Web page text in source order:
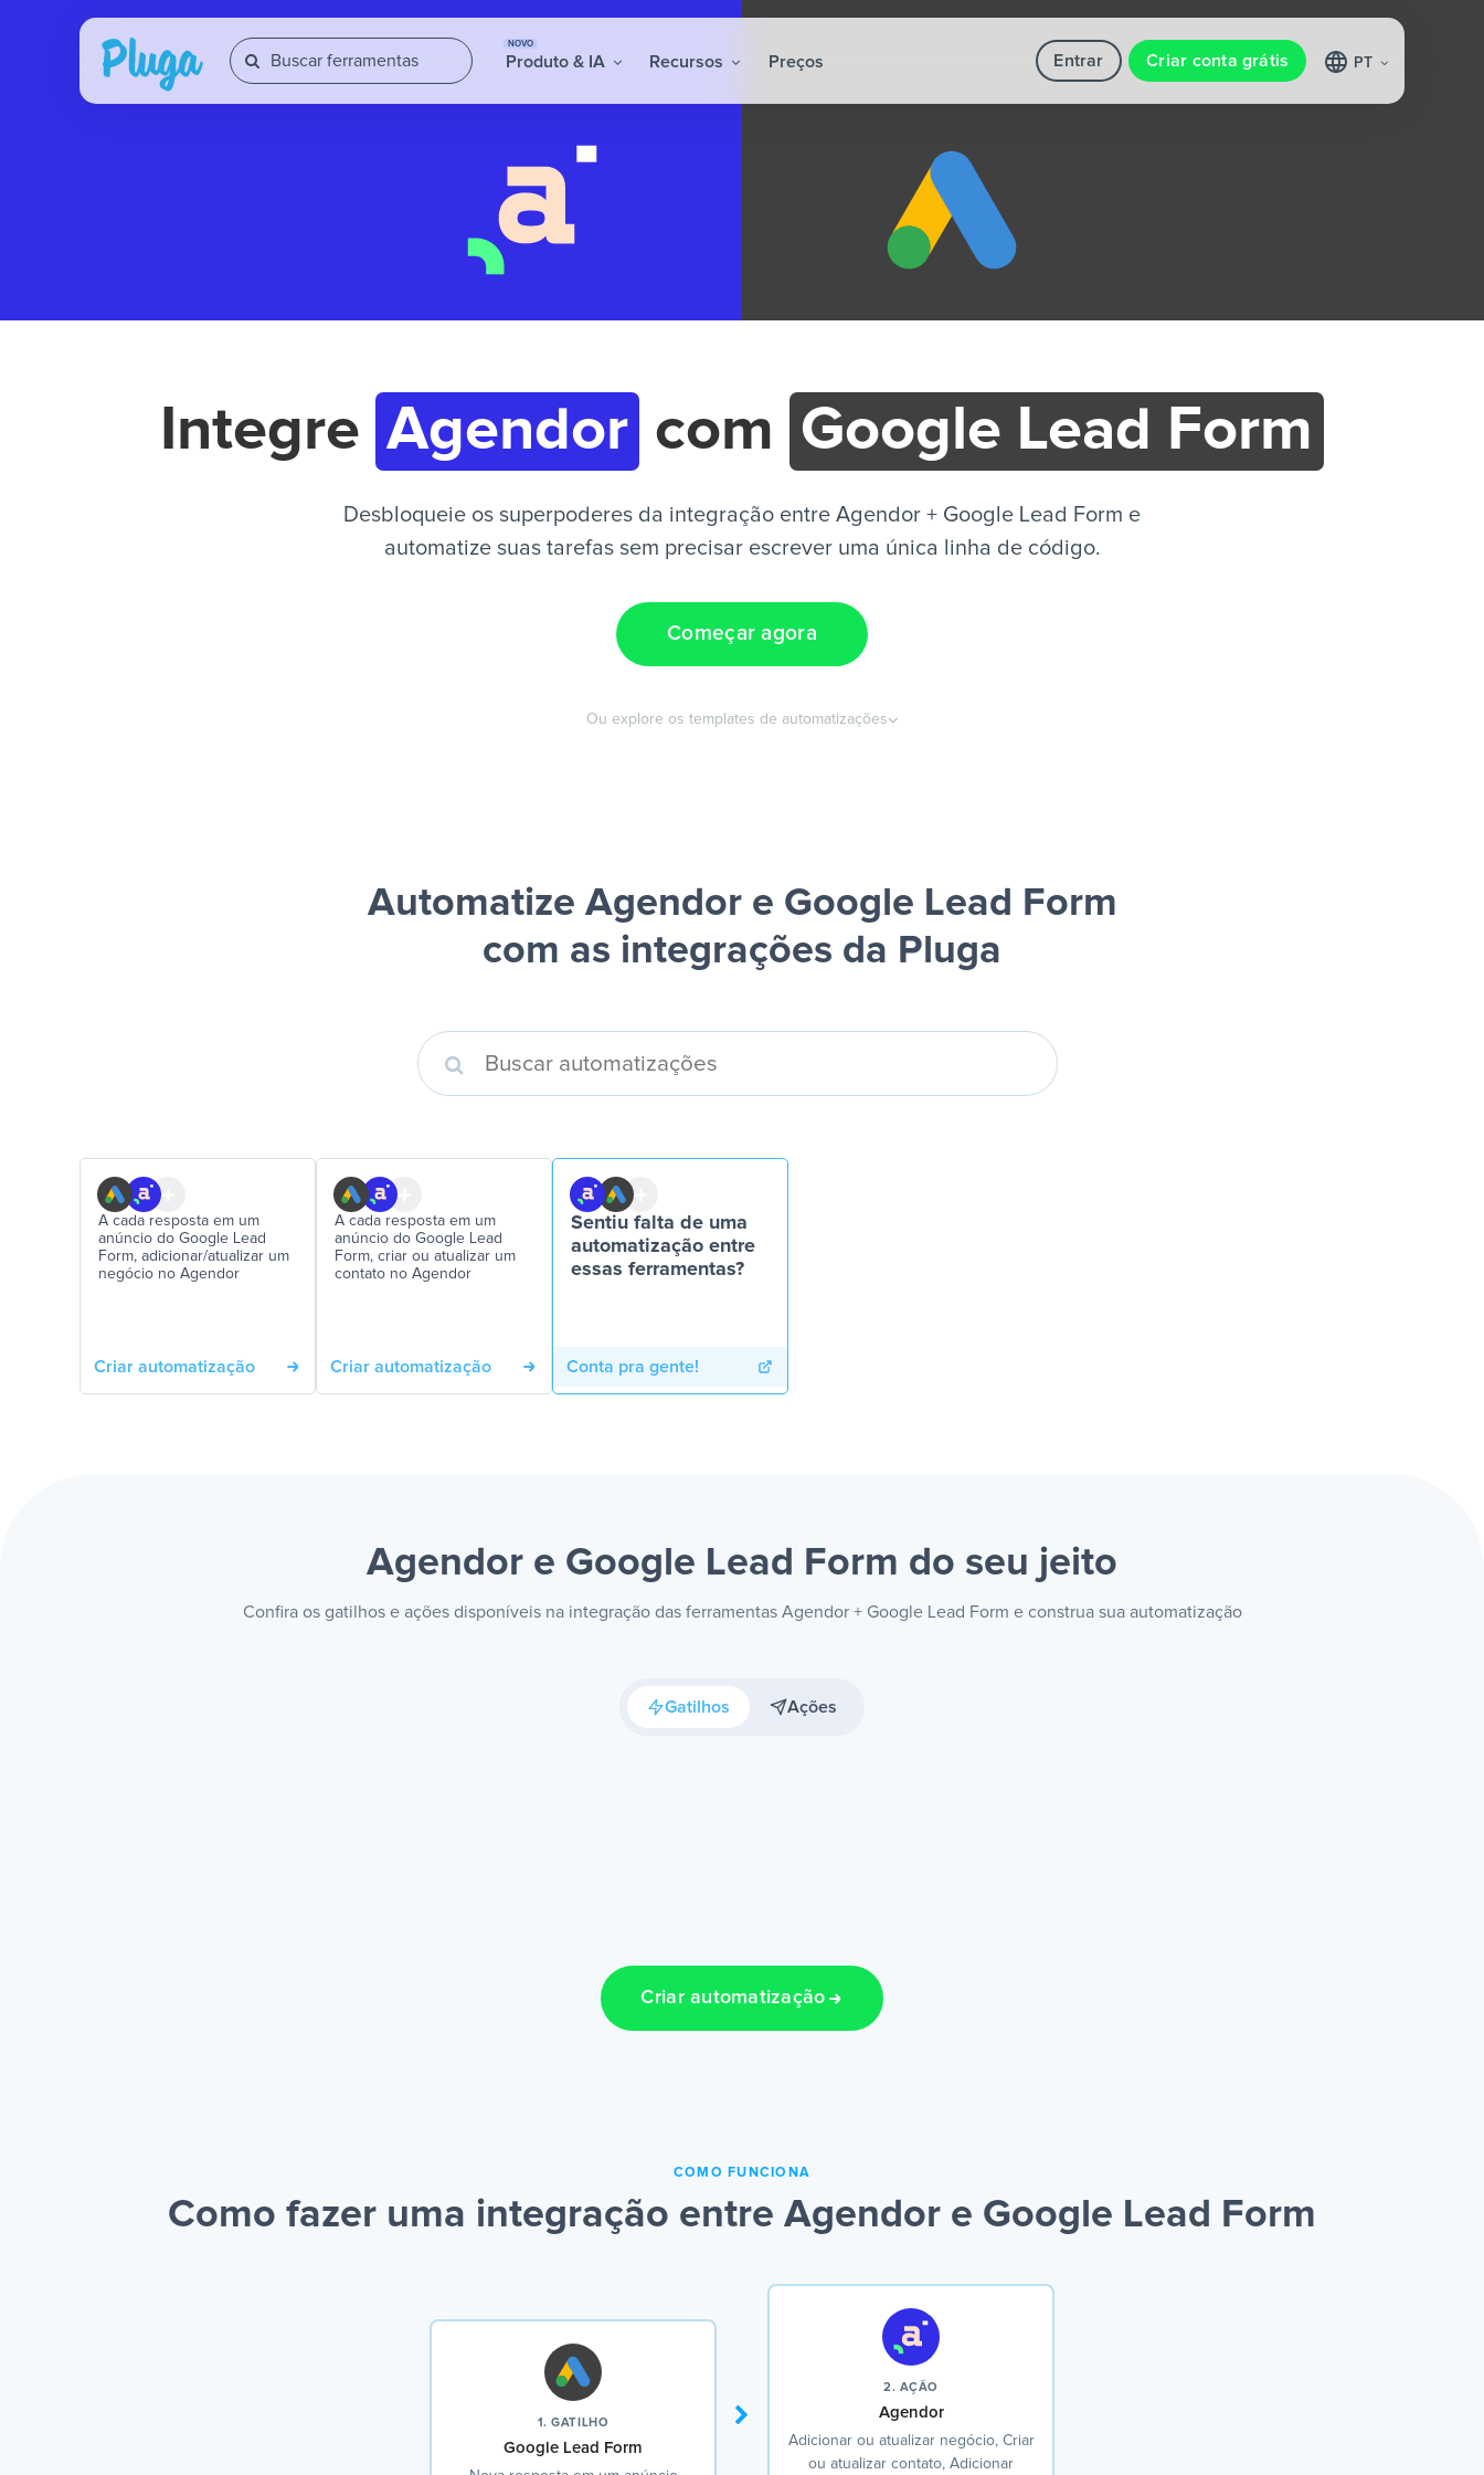
NOVO
Produto & IA Recursos Preços Entrar Criar conta grátis PT
Integre Agendor com Google Lead Form
Desbloqueie os superpoderes da integração entre Agendor + Google Lead Form e
automatize suas tarefas sem precisar escrever uma única linha de código.
Começar agora
Ou explore os templates de automatizações
Automatize Agendor e Google Lead Form
com as integrações da Pluga
A cada resposta em um
anúncio do Google Lead
Form, adicionar/atualizar um
negócio no Agendor
Criar automatização
A cada resposta em um
anúncio do Google Lead
Form, criar ou atualizar um
contato no Agendor
Criar automatização
Sentiu falta de uma
automatização entre
essas ferramentas?
Conta pra gente!
Agendor e Google Lead Form do seu jeito
Confira os gatilhos e ações disponíveis na integração das ferramentas Agendor + Google Lead Form e construa sua automatização
Gatilhos Ações
Criar automatização
COMO FUNCIONA
Como fazer uma integração entre Agendor e Google Lead Form
1. GATILHO
Google Lead Form
2. AÇÃO
Agendor
Adicionar ou atualizar negócio, Criar
ou atualizar contato, Adicionar